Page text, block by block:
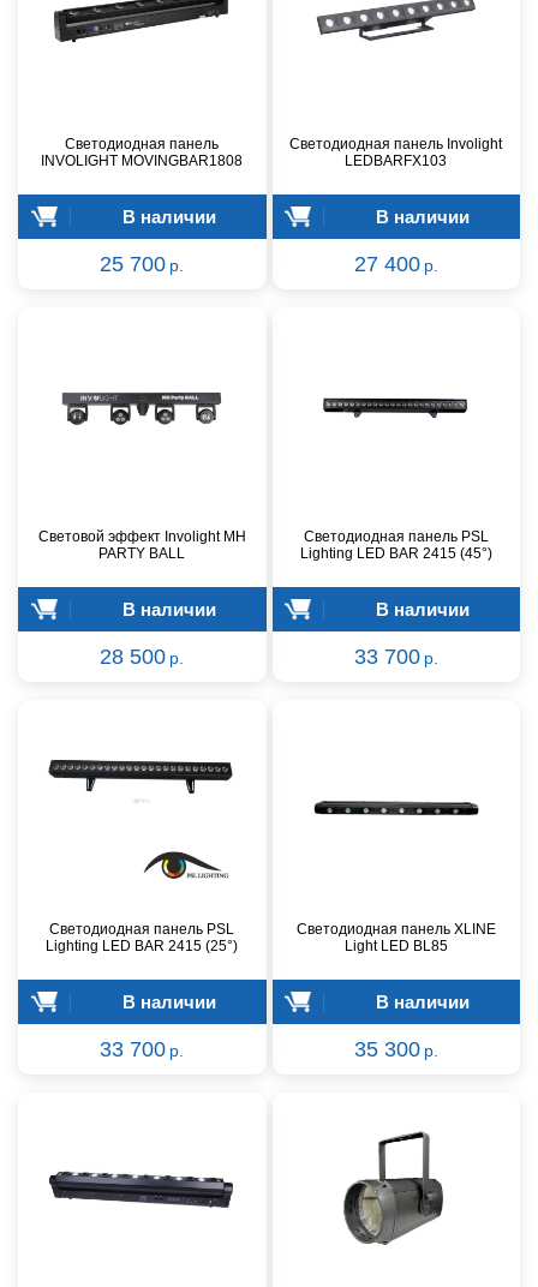
Светодиодная панель
INVOLIGHT MOVINGBAR1808
В наличии
25 700 р.
Cветодиодная панель Involight
LEDBARFX103
В наличии
27 400 р.
Световой эффект Involight MH
PARTY BALL
В наличии
28 500 р.
Светодиодная панель PSL
Lighting LED BAR 2415 (45°)
В наличии
33 700 р.
Светодиодная панель PSL
Lighting LED BAR 2415 (25°)
В наличии
33 700 р.
Светодиодная панель XLINE
Light LED BL85
В наличии
35 300 р.